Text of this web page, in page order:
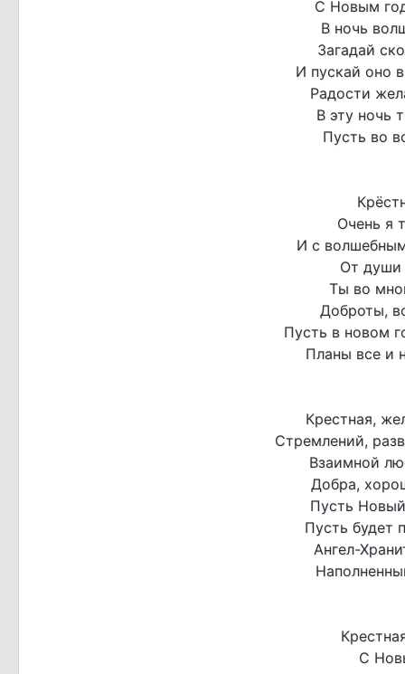
С Новым
В ночь
Загадай
И пускай оно
Радости
В эту ночь
Пусть во
Очень я
И с
От души
Ты во
Доброты,
Пусть в новом
Планы все и
Крестная,
Стремлений,
Взаимной
Добра,
Пусть
Пусть будет
Ангел-
С